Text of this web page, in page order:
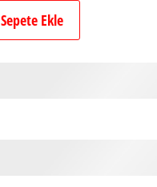
Sepete Ekle